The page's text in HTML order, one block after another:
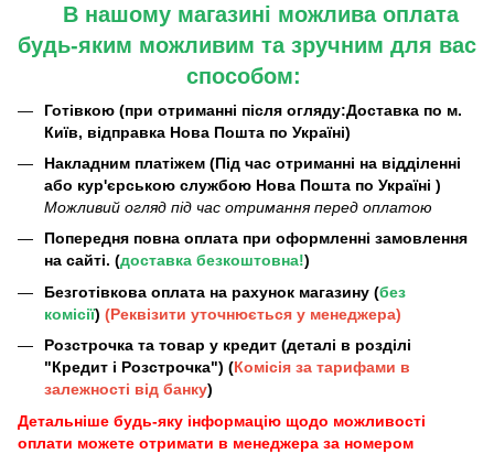
В нашому магазині можлива оплата
будь-яким можливим та зручним для вас
способом:
Готівкою (при отриманні після огляду:Доставка по м.
Київ, відправка Нова Пошта по Україні)
Накладним платіжем (Під час отриманні на відділенні
або кур'єрською службою Нова Пошта по Україні )
Можливий огляд під час отримання перед оплатою
Попередня повна оплата при оформленні замовлення
на сайті. (доставка безкоштовна!)
Безготівкова оплата на рахунок магазину (без
комісії) (Реквізити уточнюється у менеджера)
Розстрочка та товар у кредит (деталі в розділі
"Кредит і Розстрочка") (Комісія за тарифами в
залежності від банку)
Детальніше будь-яку інформацію щодо можливості
оплати можете отримати в менеджера за номером